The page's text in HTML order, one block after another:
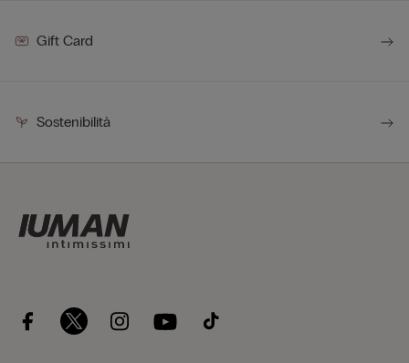
Gift Card
Sostenibilità